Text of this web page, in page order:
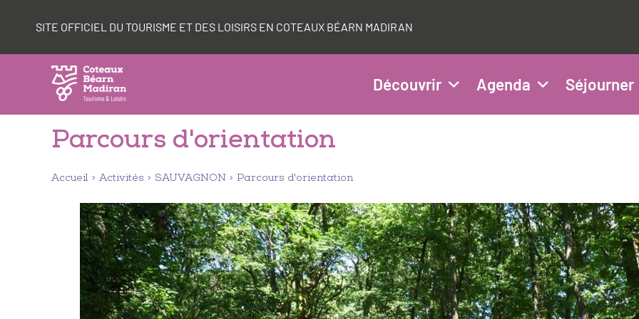
SITE OFFICIEL DU TOURISME ET DES LOISIRS EN COTEAUX BÉARN MADIRAN
Découvrir Agenda Séjourner
Parcours d'orientation
Accueil Activités SAUVAGNON Parcours d'orientation